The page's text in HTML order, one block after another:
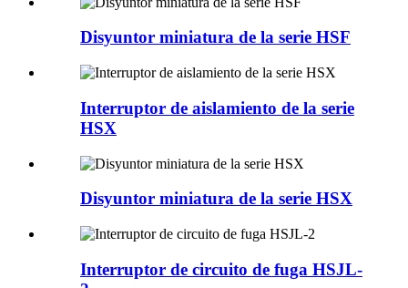
Disyuntor miniatura de la serie HSF
Interruptor de aislamiento de la serie
HSX
Disyuntor miniatura de la serie HSX
Interruptor de circuito de fuga HSJL-